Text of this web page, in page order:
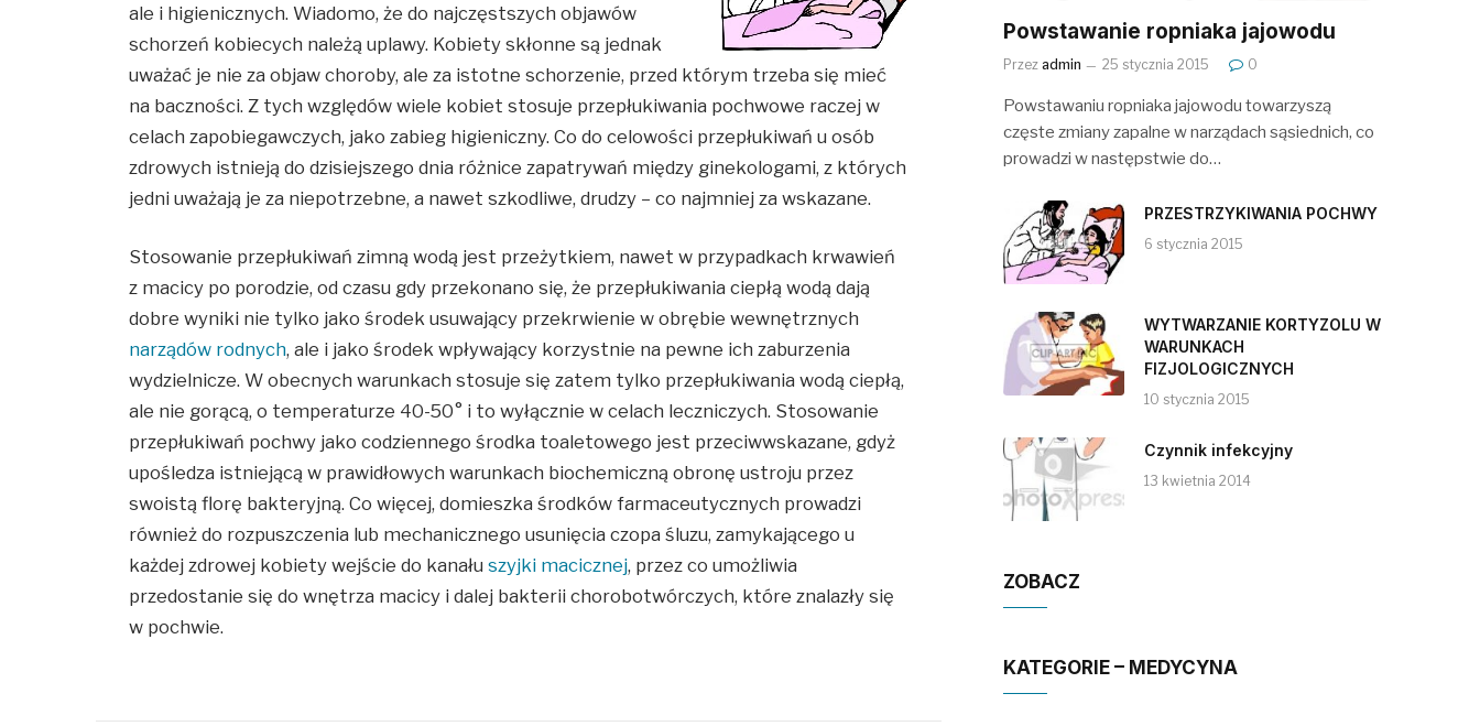
ale i higienicznych. Wiadomo, że do najczęstszych objawów
schorzeń kobiecych należą uplawy. Kobiety skłonne są jednak
uważać je nie za objaw choroby, ale za istotne schorzenie, przed którym trzeba się mieć
na baczności. Z tych względów wiele kobiet stosuje przepłukiwania pochwowe raczej w
celach zapobiegawczych, jako zabieg higieniczny. Co do celowości przepłukiwań u osób
zdrowych istnieją do dzisiejszego dnia różnice zapatrywań między ginekologami, z których
jedni uważają je za niepotrzebne, a nawet szkodliwe, drudzy – co najmniej za wskazane.
Stosowanie przepłukiwań zimną wodą jest przeżytkiem, nawet w przypadkach krwawień
z macicy po porodzie, od czasu gdy przekonano się, że przepłukiwania ciepłą wodą dają
dobre wyniki nie tylko jako środek usuwający przekrwienie w obrębie wewnętrznych
narządów rodnych, ale i jako środek wpływający korzystnie na pewne ich zaburzenia
wydzielnicze. W obecnych warunkach stosuje się zatem tylko przepłukiwania wodą ciepłą,
ale nie gorącą, o temperaturze 40-50° i to wyłącznie w celach leczniczych. Stosowanie
przepłukiwań pochwy jako codziennego środka toaletowego jest przeciwwskazane, gdyż
upośledza istniejącą w prawidłowych warunkach biochemiczną obronę ustroju przez
swoistą florę bakteryjną. Co więcej, domieszka środków farmaceutycznych prowadzi
również do rozpuszczenia lub mechanicznego usunięcia czopa śluzu, zamykającego u
każdej zdrowej kobiety wejście do kanałuszyjki macicznej, przez co umożliwia
przedostanie się do wnętrza macicy i dalej bakterii chorobotwórczych, które znalazły się
w pochwie.
Powstawanie ropniaka jajowodu
Przez admin 25 stycznia 2015 0
Powstawaniu ropniaka jajowodu towarzyszą
częste zmiany zapalne w narządach sąsiednich, co
prowadzi w następstwie do…
PRZESTRZYKIWANIA POCHWY
6 stycznia 2015
WYTWARZANIE KORTYZOLU W
WARUNKACH
FIZJOLOGICZNYCH
10 stycznia 2015
Czynnik infekcyjny
13 kwietnia 2014
ZOBACZ
KATEGORIE – MEDYCYNA